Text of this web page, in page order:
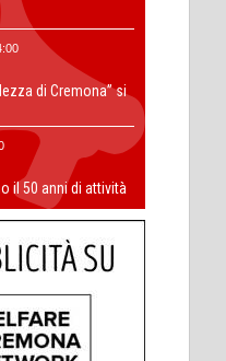
di Cremona” si
il 50 anni di attività